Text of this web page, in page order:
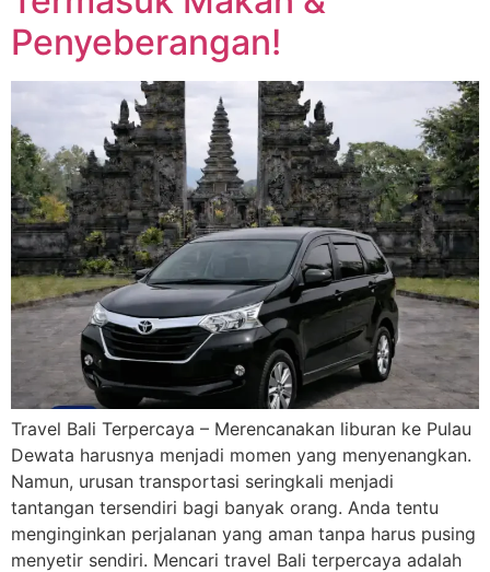
Penyeberangan!
Travel Bali Terpercaya – Merencanakan liburan ke Pulau
Dewata harusnya menjadi momen yang menyenangkan.
Namun, urusan transportasi seringkali menjadi
tantangan tersendiri bagi banyak orang. Anda tentu
menginginkan perjalanan yang aman tanpa harus pusing
menyetir sendiri. Mencari travel Bali terpercaya adalah